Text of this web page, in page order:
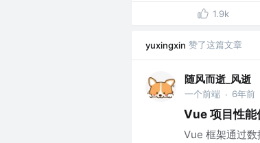
1.9k
yuxingxin 赞了这篇文章
随风而逝_风逝
一个前端 · 6年前
Vue 项目性能
Vue 框架通过